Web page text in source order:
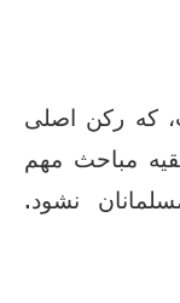
که رکن اصلی
مباحث مهم
نشود.